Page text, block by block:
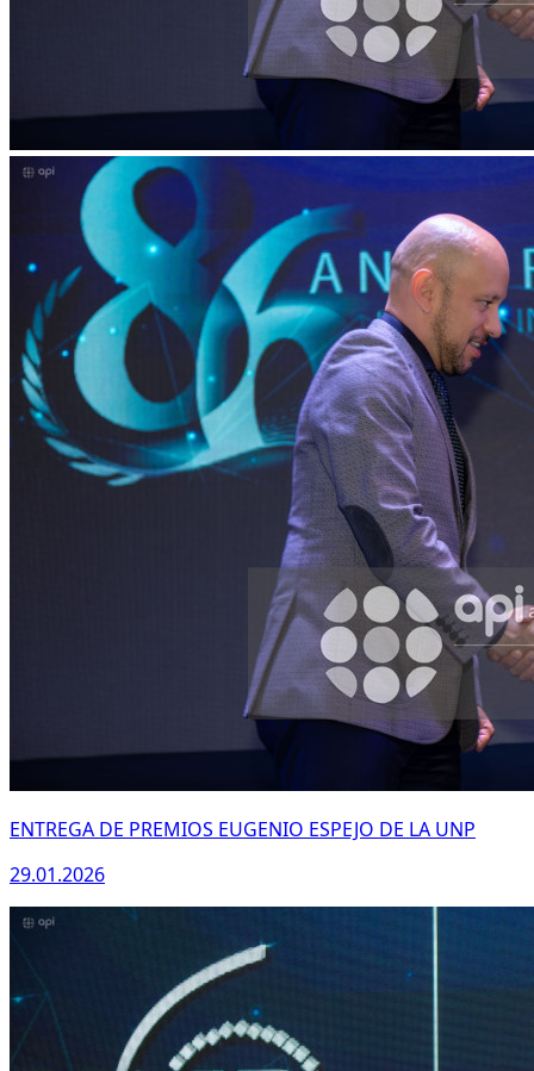
ENTREGA DE PREMIOS EUGENIO ESPEJO DE LA UNP
29.01.2026